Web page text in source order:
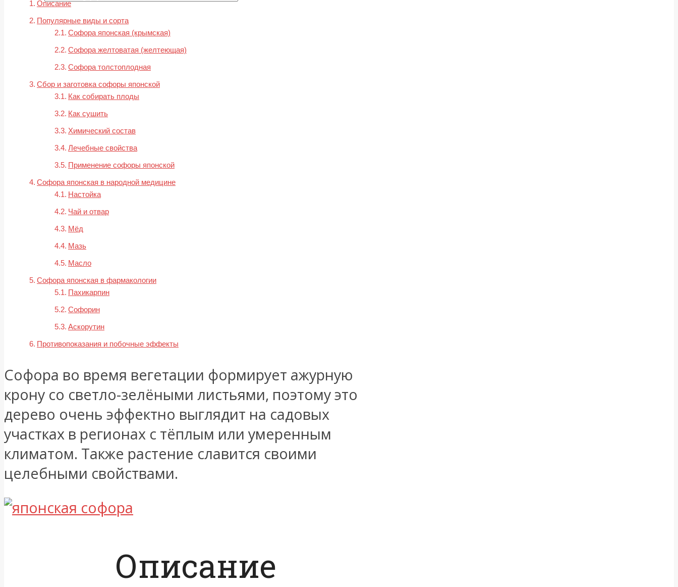
Описание
Популярные виды и сорта
Софора японская (крымская)
Софора желтоватая (желтеющая)
Софора толстоплодная
Сбор и заготовка софоры японской
Как собирать плоды
Как сушить
Химический состав
Лечебные свойства
Применение софоры японской
Софора японская в народной медицине
Настойка
Чай и отвар
Мёд
Мазь
Масло
Софора японская в фармакологии
Пахикарпин
Софорин
Аскорутин
Противопоказания и побочные эффекты
Софора во время вегетации формирует ажурную
крону со светло-зелёными листьями, поэтому это
дерево очень эффектно выглядит на садовых
участках в регионах с тёплым или умеренным
климатом. Также растение славится своими
целебными свойствами.
Описание